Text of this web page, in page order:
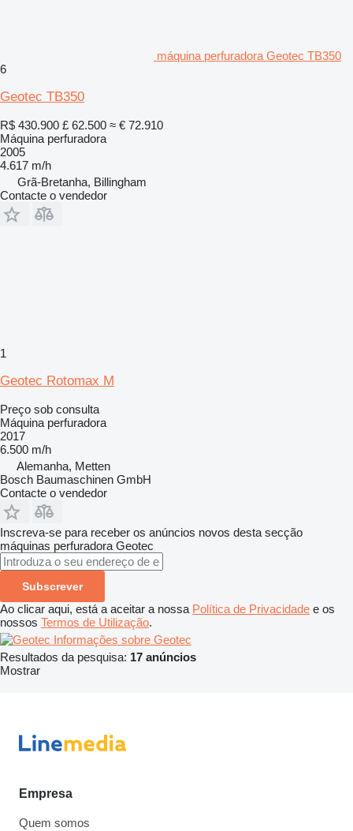
máquina perfuradora Geotec TB350
6
Geotec TB350
R$ 430.900 £ 62.500 ≈ € 72.910
Máquina perfuradora
2005
4.617 m/h
Grã-Bretanha, Billingham
Contacte o vendedor
1
Geotec Rotomax M
Preço sob consulta
Máquina perfuradora
2017
6.500 m/h
Alemanha, Metten
Bosch Baumaschinen GmbH
Contacte o vendedor
Inscreva-se para receber os anúncios novos desta secção
máquinas perfuradora Geotec
Subscrever
Ao clicar aqui, está a aceitar a nossa Política de Privacidade e os
nossos Termos de Utilização.
Informações sobre Geotec
Resultados da pesquisa: 17 anúncios
Mostrar
Empresa
Quem somos